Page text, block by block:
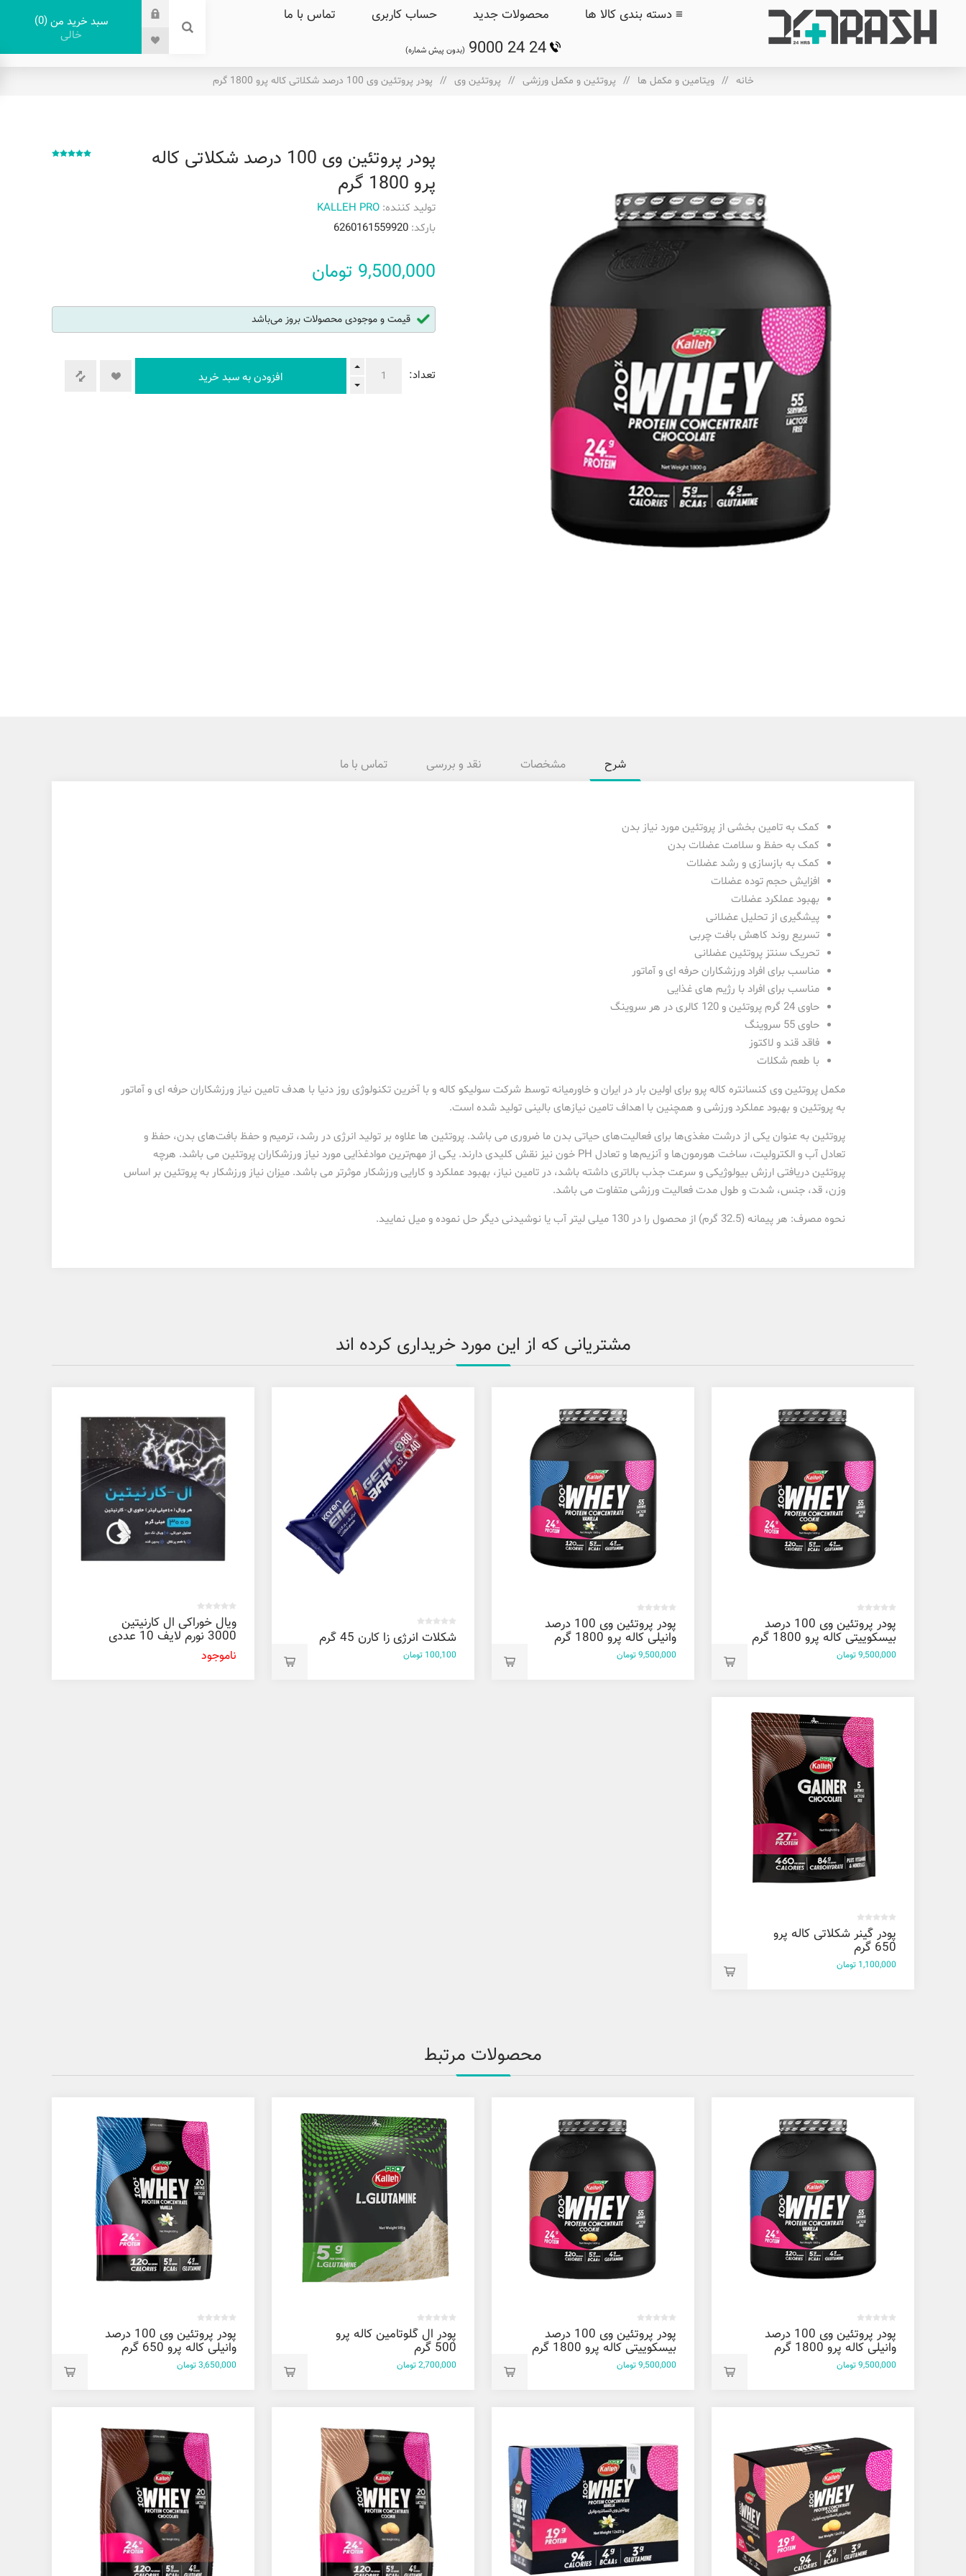
≡ دسته بندی کالا ها محصولات جدید حساب کاربری تماس با ما
9000 24 24 (بدون پیش شماره)
سبد خرید من 0
خالی
خانه / ویتامین و مکمل ها / پروتئین و مکمل ورزشی / پروتئین وی / پودر پروتئین وی 100 درصد شکلاتی کاله پرو 1800 گرم
پودر پروتئین وی 100 درصد شکلاتی کاله
پرو 1800 گرم
تولید کننده: KALLEH PRO
بارکد: 6260161559920
9,500,000 تومان
قیمت و موجودی محصولات بروز می‌باشد
تعداد:
شرح مشخصات نقد و بررسی تماس با ما
کمک به تامین بخشی از پروتئین مورد نیاز بدن
کمک به حفظ و سلامت عضلات بدن
کمک به بازسازی و رشد عضلات
افزایش حجم توده عضلات
بهبود عملکرد عضلات
پیشگیری از تحلیل عضلانی
تسریع روند کاهش بافت چربی
تحریک سنتز پروتئین عضلانی
مناسب برای افراد ورزشکاران حرفه ای و آماتور
مناسب برای افراد با رژیم های غذایی
حاوی 24 گرم پروتئین و 120 کالری در هر سروینگ
حاوی 55 سروینگ
فاقد قند و لاکتوز
با طعم شکلات
مکمل پروتئین وی کنسانتره کاله پرو برای اولین بار در ایران و خاورمیانه توسط شرکت سولیکو کاله و با آخرین تکنولوژی روز دنیا با هدف تامین نیاز ورزشکاران حرفه ای و آماتور
به پروتئین و بهبود عملکرد ورزشی و همچنین با اهداف تامین نیازهای بالینی تولید شده است.
پروتئین‌ به عنوان یکی از درشت مغذی‌ها برای فعالیت‌های حیاتی بدن ما ضروری می باشد. پروتئین ها علاوه بر تولید انرژی در رشد، ترمیم و حفظ بافت‌های بدن، حفظ و
تعادل آب و الکترولیت، ساخت هورمون‌ها و آنزیم‌ها و تعادل PH خون نیز نقش کلیدی دارند. یکی از مهم‌ترین موادغذایی مورد نیاز ورزشکاران پروتئین می باشد. هرچه
پروتئین دریافتی ارزش بیولوژیکی و سرعت جذب بالاتری داشته باشد، در تامین نیاز، بهبود عملکرد و کارایی ورزشکار موثرتر می باشد. میزان نیاز ورزشکار به پروتئین بر اساس
وزن، قد، جنس، شدت و طول مدت فعالیت ورزشی متفاوت می باشد.
نحوه مصرف: هر پیمانه (32.5 گرم) از محصول را در 130 میلی لیتر آب یا نوشیدنی دیگر حل نموده و میل نمایید.
مشتریانی که از این مورد خریداری کرده اند
پودر پروتئین وی 100 درصد
بیسکوییتی کاله پرو 1800 گرم
9,500,000 تومان
پودر پروتئین وی 100 درصد
وانیلی کاله پرو 1800 گرم
9,500,000 تومان
شکلات انرژی زا کارن 45 گرم
100,100 تومان
ویال خوراکی ال کارنیتین
3000 نورم لایف 10 عددی
ناموجود
پودر گینر شکلاتی کاله پرو
650 گرم
1,100,000 تومان
محصولات مرتبط
پودر پروتئین وی 100 درصد
وانیلی کاله پرو 1800 گرم
9,500,000 تومان
پودر پروتئین وی 100 درصد
بیسکوییتی کاله پرو 1800 گرم
9,500,000 تومان
پودر ال گلوتامین کاله پرو
500 گرم
2,700,000 تومان
پودر پروتئین وی 100 درصد
وانیلی کاله پرو 650 گرم
3,650,000 تومان